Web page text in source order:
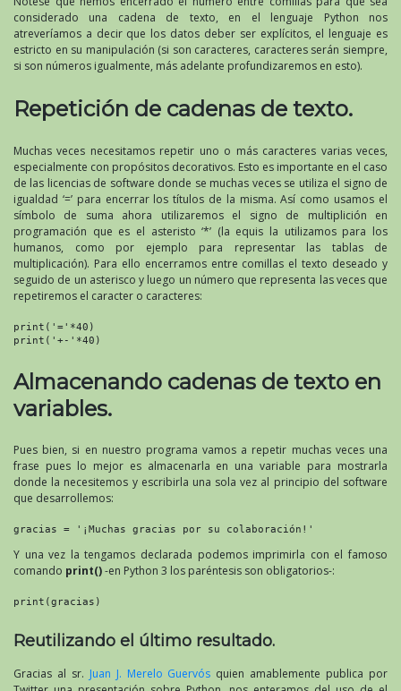
considerado una cadena de texto, en el lenguaje Python nos
atreveríamos a decir que los datos deber ser explícitos, el lenguaje es
estricto en su manipulación (si son caracteres, caracteres serán siempre,
si son números igualmente, más adelante profundizaremos en esto).
Repetición de cadenas de texto.
Muchas veces necesitamos repetir uno o más caracteres varias veces,
especialmente con propósitos decorativos. Esto es importante en el caso
de las licencias de software donde se muchas veces se utiliza el signo de
igualdad ‘=’ para encerrar los títulos de la misma. Así como usamos el
símbolo de suma ahora utilizaremos el signo de multiplición en
programación que es el asteristo ‘*’ (la equis la utilizamos para los
humanos, como por ejemplo para representar las tablas de
multiplicación). Para ello encerramos entre comillas el texto deseado y
seguido de un asterisco y luego un número que representa las veces que
repetiremos el caracter o caracteres:
print('='*40)
print('+-'*40)
Almacenando cadenas de texto en
variables.
Pues bien, si en nuestro programa vamos a repetir muchas veces una
frase pues lo mejor es almacenarla en una variable para mostrarla
donde la necesitemos y escribirla una sola vez al principio del software
que desarrollemos:
gracias = '¡Muchas gracias por su colaboración!'
Y una vez la tengamos declarada podemos imprimirla con el famoso
comando print()-en Python 3 los paréntesis son obligatorios-:
print(gracias)
Reutilizando el último resultado.
Gracias al sr. Juan J. Merelo Guervós quien amablemente publica por